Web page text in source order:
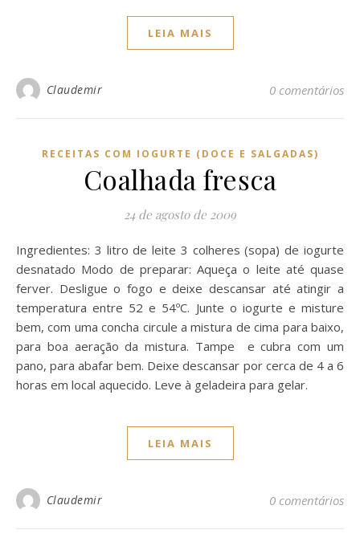
LEIA MAIS
Claudemir 0 comentários
RECEITAS COM IOGURTE (DOCE E SALGADAS)
Coalhada fresca
24 de agosto de 2009
Ingredientes: 3 litro de leite 3 colheres (sopa) de iogurte
desnatado Modo de preparar: Aqueça o leite até quase
ferver. Desligue o fogo e deixe descansar até atingir a
temperatura entre 52 e 54ºC. Junte o iogurte e misture
bem, com uma concha circule a mistura de cima para baixo,
para boa aeração da mistura. Tampe e cubra com um
pano, para abafar bem. Deixe descansar por cerca de 4 a 6
horas em local aquecido. Leve à geladeira para gelar.
LEIA MAIS
Claudemir 0 comentários